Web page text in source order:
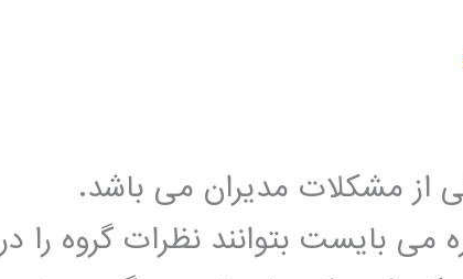
از مشکلات مدیران می باشد.
بایست بتوانند نظرات گروه را در